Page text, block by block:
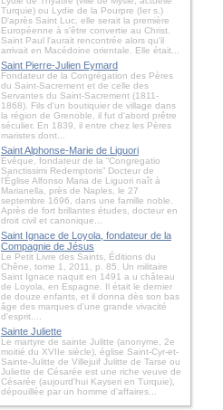
Turquie) ou Lydie de la Pourpre (Ier s.)
D'après Saint Luc, elle serait la première
Européenne à s'être convertie au Christ.
Saint Paul l'aurait rencontrée alors qu'il
arrivait en Macédoine orientale. Elle était...
Saint Pierre-Julien Eymard
Fondateur de la Congrégation des Pères
du Saint-Sacrement et de celle des
Servantes du Saint-Sacrement (1811-
1868). Fils d'un boutiquier de village dans
la région de Grenoble, il fut d'abord prêtre
séculier. En 1839, il entre chez les Pères
maristes dont...
Saint Alphonse-Marie de Liguori
Évêque, fondateur de la “Congregatio
Sanctissimi Redemptoris” Docteur de
l'Église Alfonso Maria de Liguori naît à
Marianella, près de Naples, le 27
septembre 1696, dans une famille noble.
Après de fort brillantes études, docteur en
droit civil et canonique...
Saint Ignace de Loyola, fondateur de la
Compagnie de Jésus
Le Petit Livre des Saints, Éditions du
Chêne, tome 1, 2011, p. 85. Un militaire
Saint Ignace naquit en 1491 a u château
de Loyola, en Espagne. Il était le dernier
de douze enfants, et il donna dès son bas
âge des marques d'une grande vivacité
d'esprit....
Sainte Juliette
Le martyre de sainte Julitte (anonyme, 2e
moitié du XVIIe siècle), église Saint-Cyr-et-
Sainte-Julitte de Villejuif Julitte de Tarse ou
Juliette de Césarée est une riche veuve de
Césarée (aujourd'hui Kayseri en Turquie),
dépouillée par un homme d'affaires...